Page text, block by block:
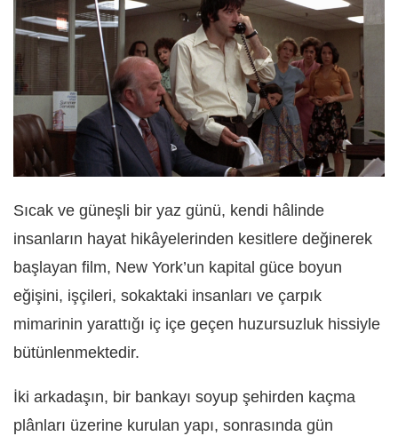
Sıcak ve güneşli bir yaz günü, kendi hâlinde
insanların hayat hikâyelerinden kesitlere değinerek
başlayan film, New York’un kapital güce boyun
eğişini, işçileri, sokaktaki insanları ve çarpık
mimarinin yarattığı iç içe geçen huzursuzluk hissiyle
bütünlenmektedir.
İki arkadaşın, bir bankayı soyup şehirden kaçma
plânları üzerine kurulan yapı, sonrasında gün